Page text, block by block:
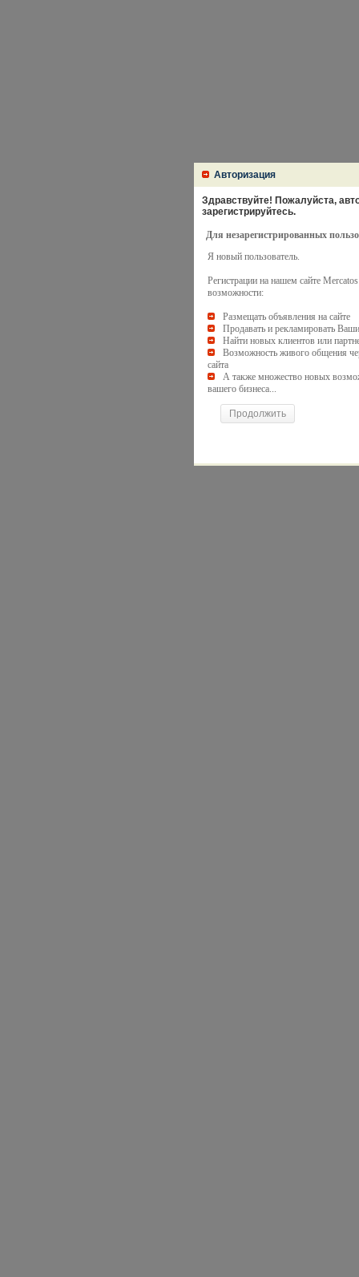
Авторизация
Здравствуйте! Пожалуйста,
зарегистрируйтесь.
Для незарегистрированных
Я новый пользователь.
Регистрации на нашем сайте
возможности:
Размещать объявления на сайте
Продавать и рекламировать
Найти новых клиентов или
Возможность живого общения
сайта
А также множество новых
вашего бизнеса...